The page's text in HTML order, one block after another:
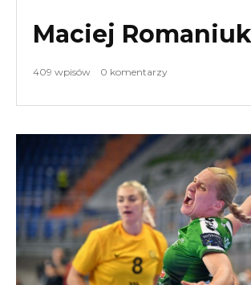
Maciej Romaniuk
409 wpisów 0 komentarzy